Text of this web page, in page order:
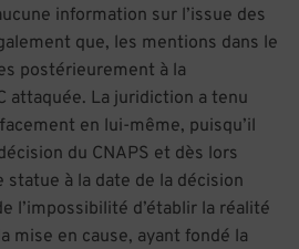
information sur l’issue des
que, les mentions dans le
postérieurement à la
attaquée. La juridiction a tenu
en lui-même, puisqu’il
du CNAPS et dès lors
statue à la date de la décision
l’impossibilité d’établir la réalité
mise en cause, ayant fondé la